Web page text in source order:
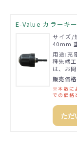
E-Value カラーキ
サイズ/
40mm
用途:充
種先端
は、お
販売価
※本数に
での価格
ただ